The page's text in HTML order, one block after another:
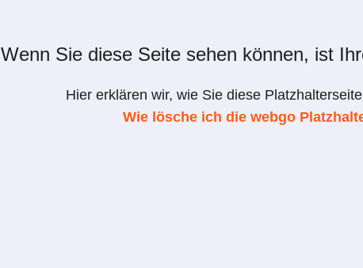
Wenn Sie diese Seite sehen können, ist
Hier erklären wir, wie Sie diese
Wie lösche ich die webgo